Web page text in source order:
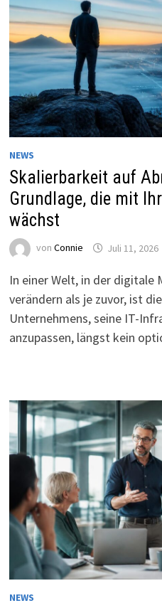
NEWS
Skalierbarkeit auf
Grundlage, die mit
wächst
von Connie Juli 11, 2026
In einer Welt, in der digitale
verändern als je zuvor, ist
Unternehmens, seine IT-
anzupassen, längst kein
NEWS